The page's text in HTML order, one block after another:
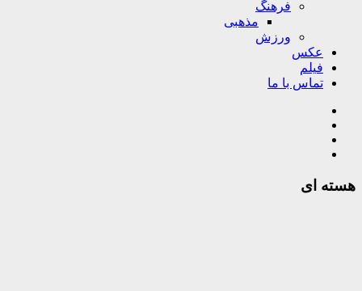
فرهنگ
مذهبی
ورزش
عکس
فیلم
تماس با ما
هسته ای